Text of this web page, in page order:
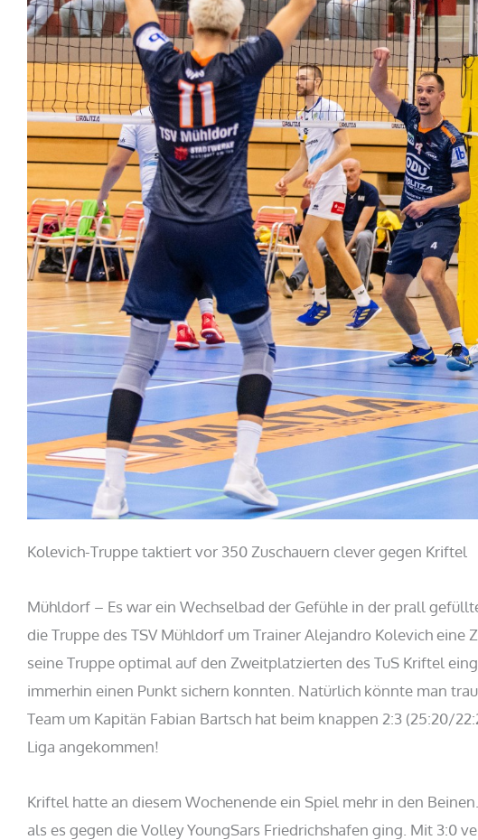
Kolevich-Truppe taktiert vor 350 Zuschauern clever gegen Kriftel
Mühldorf – Es war ein Wechselbad der Gefühle in der prall
die Truppe des TSV Mühldorf um Trainer Alejandro Kolevich
seine Truppe optimal auf den Zweitplatzierten des TuS Kriftel
immerhin einen Punkt sichern konnten. Natürlich könnte man
Team um Kapitän Fabian Bartsch hat beim knappen 2:3 (25:20/
Liga angekommen!
Kriftel hatte an diesem Wochenende ein Spiel mehr in den
als es gegen die Volley YoungSars Friedrichshafen ging. Mit 3:0